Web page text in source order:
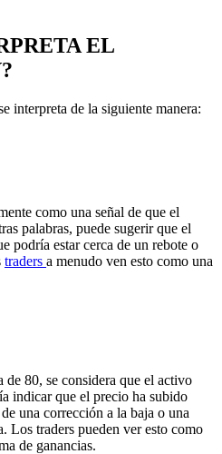
EL
interpreta de la siguiente manera:
como una señal de que el
palabras, puede sugerir que el
podría estar cerca de un rebote o
traders a menudo ven esto como una
80, se considera que el activo
indicar que el precio ha subido
una corrección a la baja o una
Los traders pueden ver esto como
de ganancias.